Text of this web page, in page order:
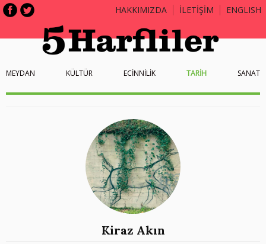
HAKKIMIZDA İLETİŞİM ENGLISH
MEYDAN KÜLTÜR ECİNNİLİK TARİH SANAT
Kiraz Akın